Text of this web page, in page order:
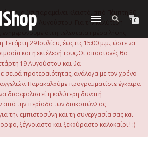
Εναλλαγή
0
θα παραμείνει κλειστό, από Πέμπτη 30
την Τρίτη 18 Αυγούστου. Για την καλύτερη
ότι η τελευταία ημέρα λήψης
Τετάρτη 29 Ιουλίου, έως τις 15:00 μ.μ., ώστε να
και η εκτέλεσή τους.Οι αποστολές θα
19 Αυγούστου και θα
σειρά προτεραιότητας, ανάλογα με τον χρόνο
Παρακαλούμε προγραμματίστε έγκαιρα
διασφαλιστεί η καλύτερη δυνατή
από την περίοδο των διακοπών.Σας
την εμπιστοσύνη και τη συνεργασία σας και
ξέγνοιαστο και ξεκούραστο καλοκαίρι.! :)